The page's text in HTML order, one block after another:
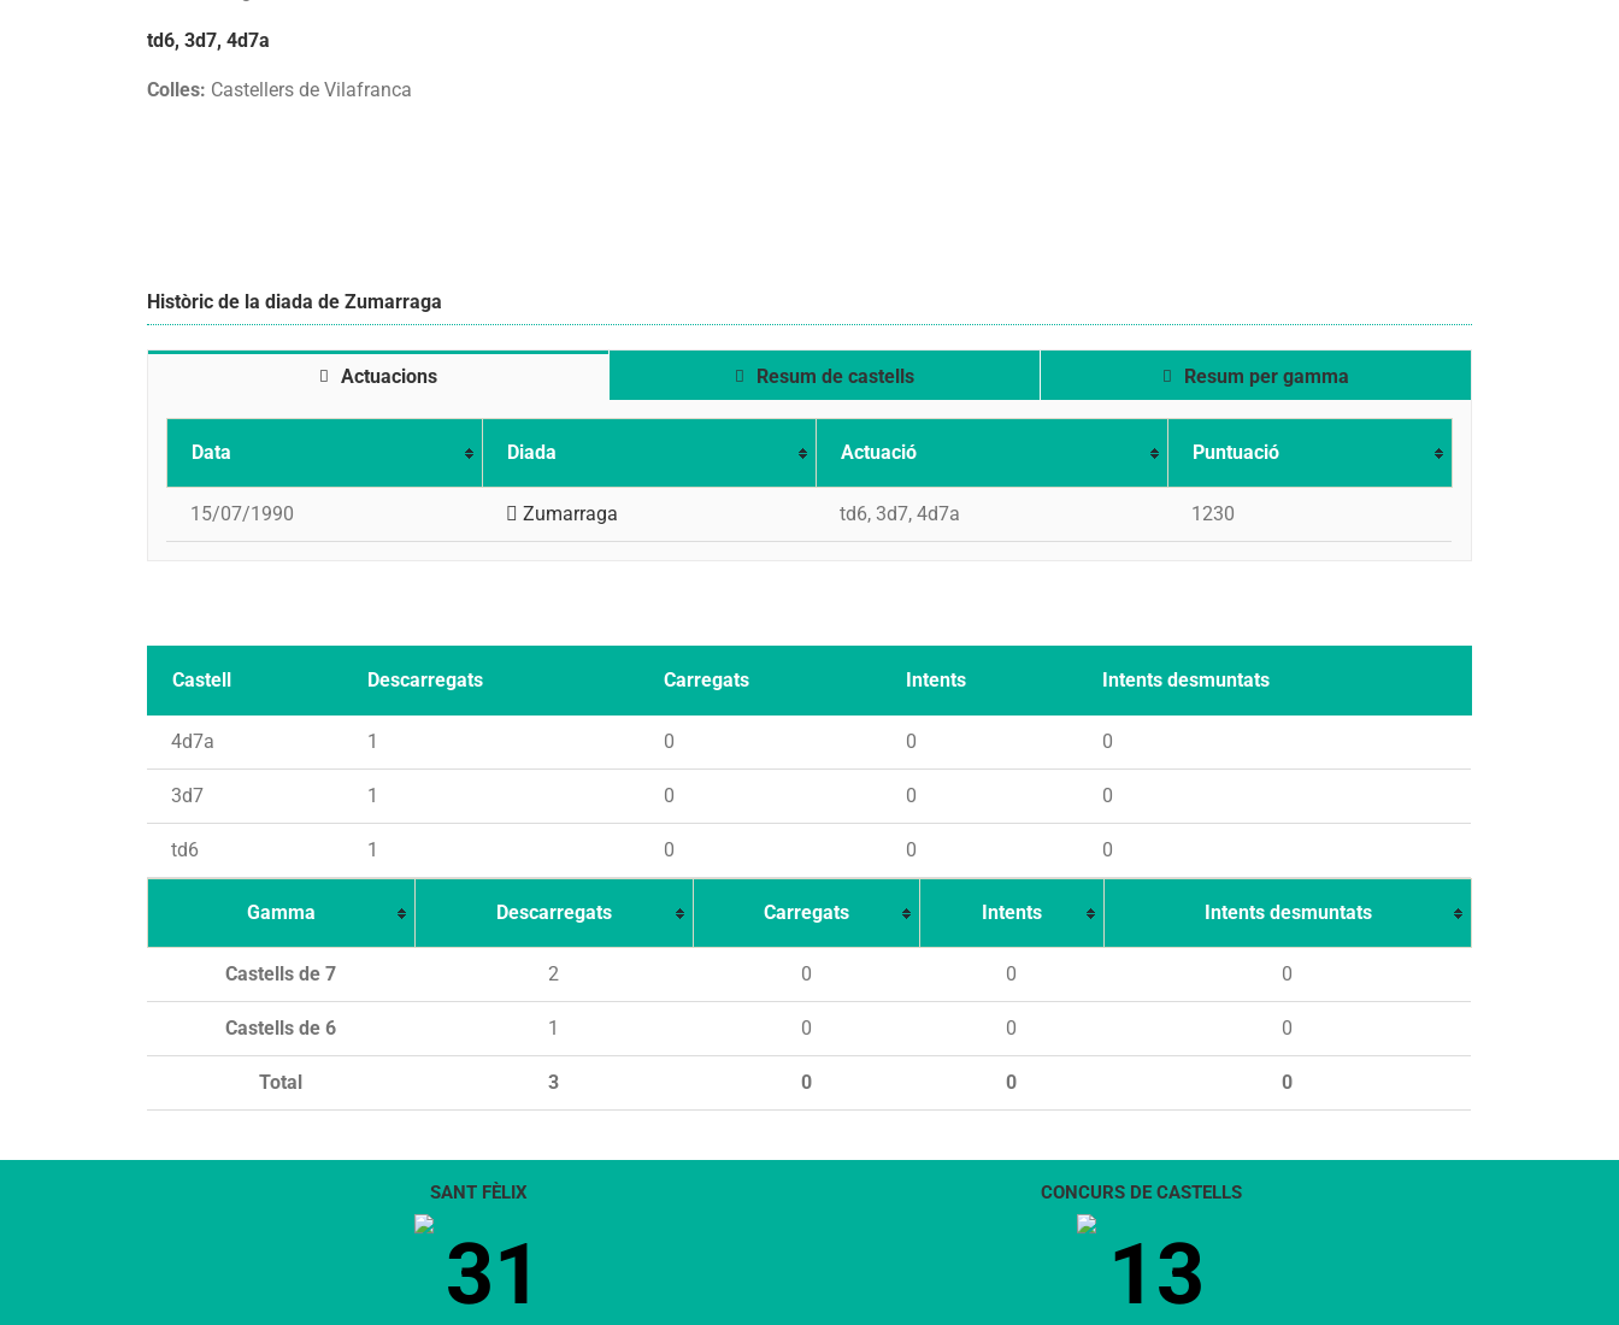
td6, 3d7, 4d7a
Colles: Castellers de Vilafranca
Històric de la diada de Zumarraga
Actuacions Resum de castells Resum per gamma
Data Diada Actuació Puntuació
15/07/1990 Zumarraga td6, 3d7, 4d7a 1230
Castell Descarregats Carregats Intents Intents desmuntats
4d7a 1 0 0 0
3d7 1 0 0 0
td6 1 0 0 0
Gamma Descarregats Carregats Intents Intents desmuntats
Total 3 0 0 0
Castells de 7 2 0 0 0
Castells de 6 1 0 0 0
SANT FÈLIX
31
CONCURS DE CASTELLS
13